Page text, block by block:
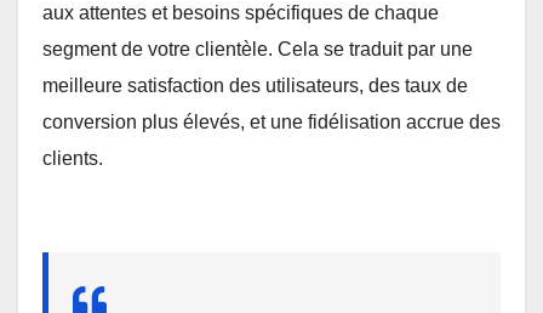
aux attentes et besoins spécifiques de chaque
segment de votre clientèle. Cela se traduit par une
meilleure satisfaction des utilisateurs, des taux de
conversion plus élevés, et une fidélisation accrue des
clients.